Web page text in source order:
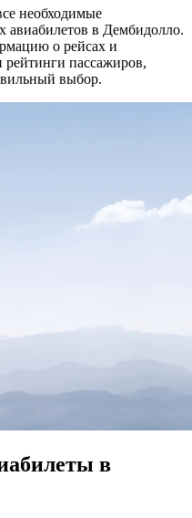
необходимые
авиабилетов в Дембидолло.
о рейсах и
пассажиров,
выбор.
в